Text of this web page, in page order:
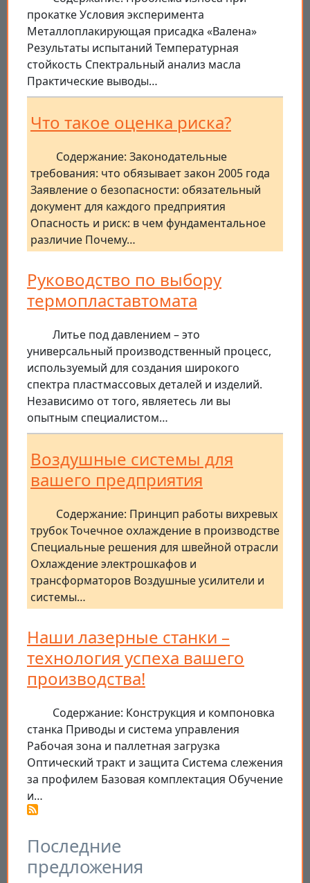
Последние
предложения
прокатке Условия эксперимента
Металлоплакирующая присадка «Валена»
Результаты испытаний Температурная
стойкость Спектральный анализ масла
Практические выводы…
Что такое оценка риска?
Содержание: Законодательные
требования: что обязывает закон 2005 года
Заявление о безопасности: обязательный
документ для каждого предприятия
Опасность и риск: в чем фундаментальное
различие Почему…
Руководство по выбору
термопластавтомата
Литье под давлением – это
универсальный производственный процесс,
используемый для создания широкого
спектра пластмассовых деталей и изделий.
Независимо от того, являетесь ли вы
опытным специалистом…
Воздушные системы для
вашего предприятия
Содержание: Принцип работы вихревых
трубок Точечное охлаждение в производстве
Специальные решения для швейной отрасли
Охлаждение электрошкафов и
трансформаторов Воздушные усилители и
системы…
Наши лазерные станки –
технология успеха вашего
производства!
Содержание: Конструкция и компоновка
станка Приводы и система управления
Рабочая зона и паллетная загрузка
Оптический тракт и защита Система слежения
за профилем Базовая комплектация Обучение
и…